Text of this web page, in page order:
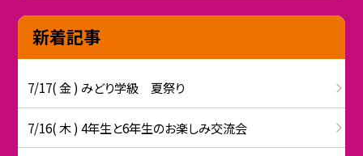
新着記事
7/17( 金 ) みどり学級 夏祭り
7/16( 木 ) 4年生と6年生のお楽しみ交流会